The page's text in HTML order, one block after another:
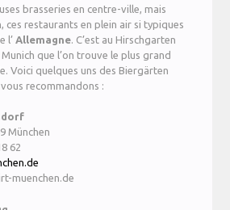
brasseries en centre-ville, mais
ces restaurants en plein air si typiques
l’ Allemagne . C’est au Hirschgarten
que l’on trouve le plus grand
Voici quelques uns des Biergärten
recommandons :
München
62
muenchen.de